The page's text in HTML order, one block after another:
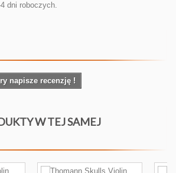
dni roboczych.
napisze recenzję !
W TEJ SAMEJ